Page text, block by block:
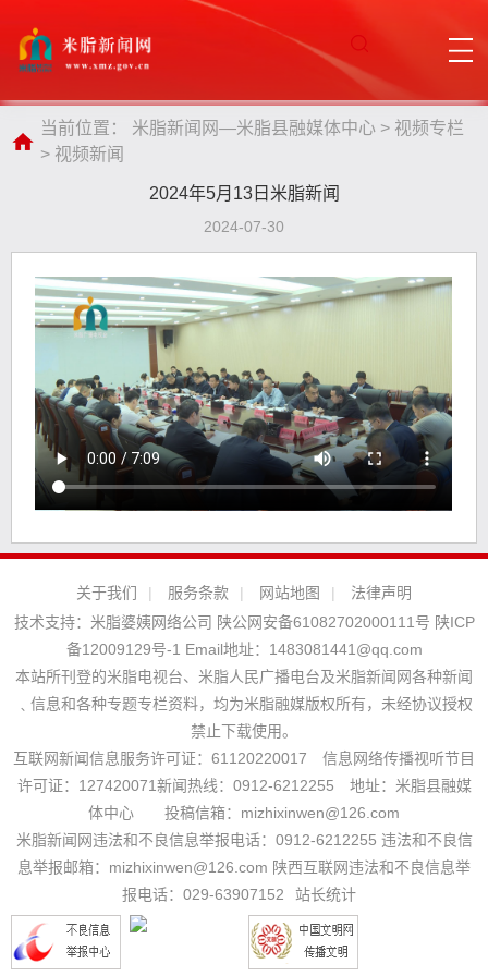
当前位置： 米脂新闻网—米脂县融媒体中心 > 视频专栏
> 视频新闻
2024年5月13日米脂新闻
2024-07-30
关于我们 | 服务条款 | 网站地图 |
法律声明
技术支持： 米脂婆姨网络公司 陕公网安备61082702000111号 陕ICP
备12009129号-1 Email地址： 1483081441@qq.com
本站所刊登的米脂电视台、米脂人民广播电台及米脂新闻网各种新闻
﹑信息和各种专题专栏资料，均为米脂融媒版权所有，未经协议授权
禁止下载使用。
互联网新闻信息服务许可证：61120220017 信息网络传播视听节目
许可证：127420071新闻热线：0912-6212255 地址：米脂县融媒
体中心 投稿信箱：mizhixinwen@126.com
米脂新闻网违法和不良信息举报电话：0912-6212255 违法和不良信
息举报邮箱：mizhixinwen@126.com 陕西互联网违法和不良信息举
报电话：029-63907152
站长统计